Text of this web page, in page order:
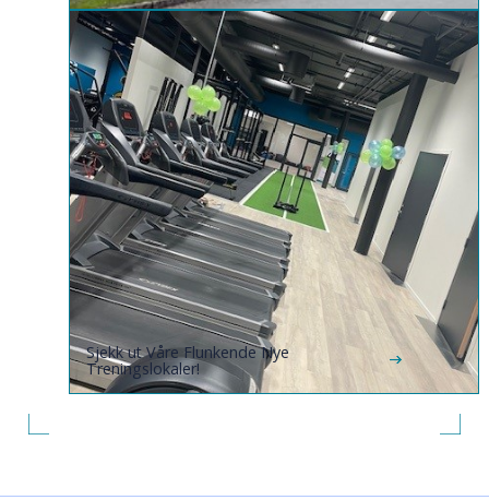
Sjekk ut Våre Flunkende Nye
Treningslokaler!